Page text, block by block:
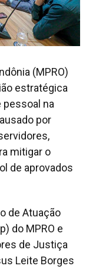
(MPRO)
estratégica
na
por
mitigar o
de aprovados
de Atuação
do MPRO e
de Justiça
Leite Borges